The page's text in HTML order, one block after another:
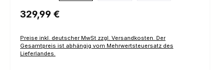
Regulärer Preis:
329,99 €
Preise inkl. deutscher MwSt zzgl. Versandkosten. Der
Gesamtpreis ist abhängig vom Mehrwertsteuersatz des
Lieferlandes.